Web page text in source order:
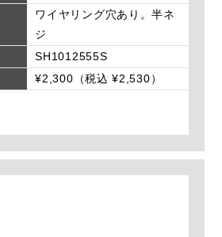
ワイヤリング穴あり。半ネ
ジ
SH1012555S
¥2,300（税込 ¥2,530）